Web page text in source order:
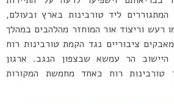
ליד טורבינות בארץ ובעולם,
רעש וריצוד אור המוחזר מהלהבים במהלך
ציבוריים נגד הקמת טורבינות רוח
היישוב הר עמשא שבצפון הנגב. ארגון
טורבינות רוח כאחד מחמשת המקורות